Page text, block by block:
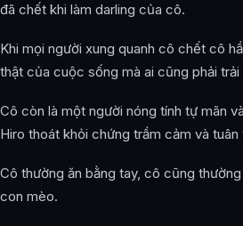
đã chết khi làm darling của cô.
Khi mọi người xung quanh cô chết cô
thật của cuộc sống mà ai cũng phải trải
Cô còn là một người nóng tính tự mãn
Hiro thoát khỏi chứng trầm cảm và
Cô thường ăn bằng tay, cô cũng
con mèo.